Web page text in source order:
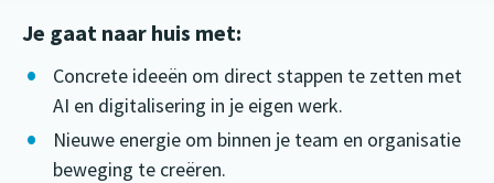
Je gaat naar huis met:
Concrete ideeën om direct stappen te zetten met
AI en digitalisering in je eigen werk.
Nieuwe energie om binnen je team en organisatie
beweging te creëren.